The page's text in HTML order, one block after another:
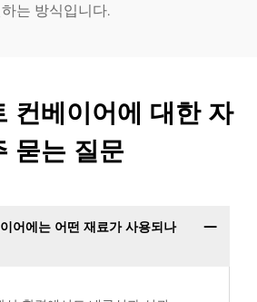
는 방식입니다.
컨베이어에 대한 자
묻는 질문
어에는 어떤 재료가 사용되나